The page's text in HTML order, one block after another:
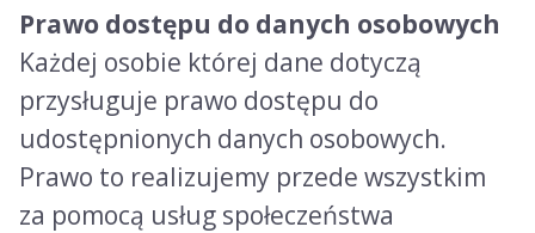
Prawo dostępu do danych osobowych
Każdej osobie której dane dotyczą
przysługuje prawo dostępu do
udostępnionych danych osobowych.
Prawo to realizujemy przede wszystkim
za pomocą usług społeczeństwa